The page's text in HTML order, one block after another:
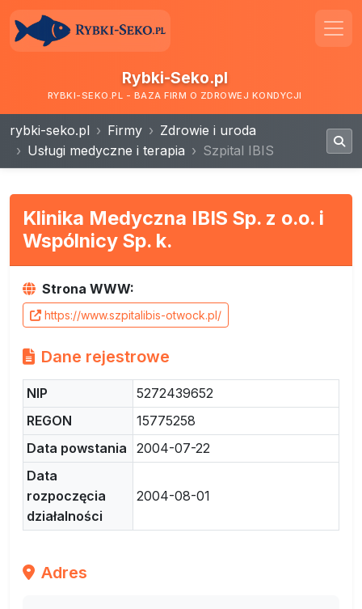
Rybki-Seko.pl
RYBKI-SEKO.PL - BAZA FIRM O ZDROWEJ KONDYCJI
rybki-seko.pl Firmy
Zdrowie i uroda
Usługi medyczne i terapia
Szpital IBIS
Klinika Medyczna IBIS Sp. z o.o. i
Wspólnicy Sp. k.
Strona WWW:
https://www.szpitalibis-otwock.pl/
Dane rejestrowe
NIP
5272439652
REGON
15775258
Data powstania
2004-07-22
Data
rozpoczęcia
działalności
2004-08-01
Adres